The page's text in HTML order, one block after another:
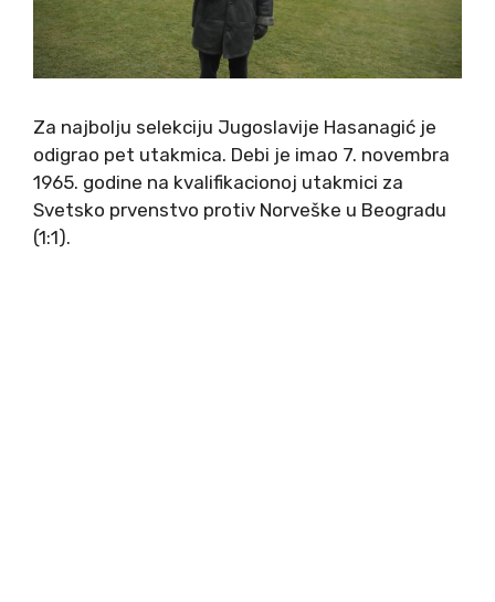
Za najbolju selekciju Jugoslavije Hasanagić je
odigrao pet utakmica. Debi je imao 7. novembra
1965. godine na kvalifikacionoj utakmici za
Svetsko prvenstvo protiv Norveške u Beogradu
(1:1).